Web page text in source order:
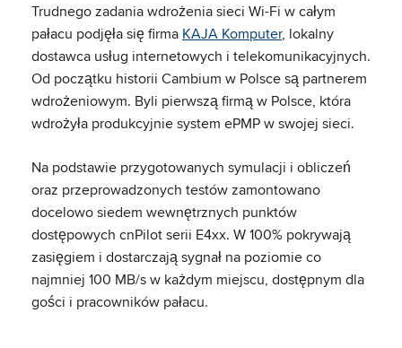
Trudnego zadania wdrożenia sieci Wi-Fi w całym
pałacu podjęła się firma KAJA Komputer, lokalny
dostawca usług internetowych i telekomunikacyjnych.
Od początku historii Cambium w Polsce są partnerem
wdrożeniowym. Byli pierwszą firmą w Polsce, która
wdrożyła produkcyjnie system ePMP w swojej sieci.
Na podstawie przygotowanych symulacji i obliczeń
oraz przeprowadzonych testów zamontowano
docelowo siedem wewnętrznych punktów
dostępowych cnPilot serii E4xx. W 100% pokrywają
zasięgiem i dostarczają sygnał na poziomie co
najmniej 100 MB/s w każdym miejscu, dostępnym dla
gości i pracowników pałacu.